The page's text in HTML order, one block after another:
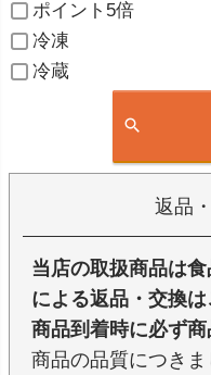
ポイント5倍
冷凍
冷蔵
返品
当店の取扱商品は
による返品・交換は
商品到着時に必ず商
商品の品質につき